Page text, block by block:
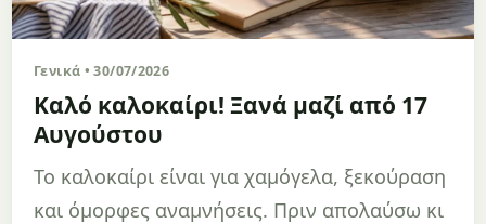
Γενικά • 30/07/2026
Καλό καλοκαίρι! Ξανά μαζί από 17
Αυγούστου
Το καλοκαίρι είναι για χαμόγελα, ξεκούραση
και όμορφες αναμνήσεις. Πριν απολαύσω κι